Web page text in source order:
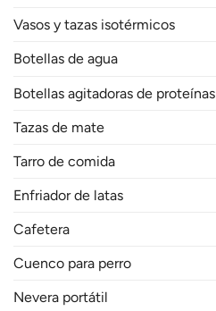
Vasos y tazas isotérmicos
Botellas de agua
Botellas agitadoras de proteínas
Tazas de mate
Tarro de comida
Enfriador de latas
Cafetera
Cuenco para perro
Nevera portátil